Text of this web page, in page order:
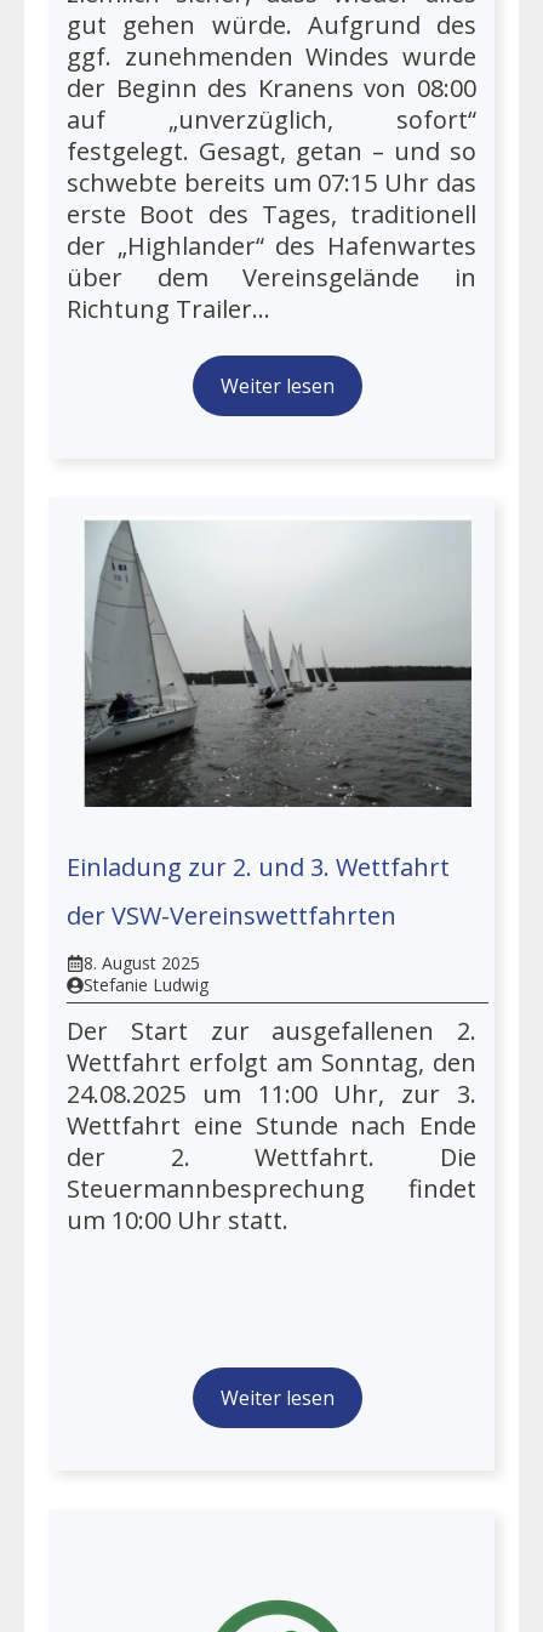
gut gehen würde. Aufgrund des
ggf. zunehmenden Windes wurde
der Beginn des Kranens von 08:00
auf „unverzüglich, sofort“
festgelegt. Gesagt, getan – und so
schwebte bereits um 07:15 Uhr das
erste Boot des Tages, traditionell
der „Highlander“ des Hafenwartes
über dem Vereinsgelände in
Richtung Trailer...
Weiter lesen
Einladung zur 2. und 3. Wettfahrt
der VSW-Vereinswettfahrten
8. August 2025
Stefanie Ludwig
Der Start zur ausgefallenen 2.
Wettfahrt erfolgt am Sonntag, den
24.08.2025 um 11:00 Uhr, zur 3.
Wettfahrt eine Stunde nach Ende
der 2. Wettfahrt. Die
Steuermannbesprechung findet
um 10:00 Uhr statt.
Weiter lesen